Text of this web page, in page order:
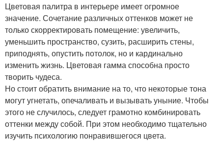
Цветовая палитра в интерьере имеет огромное
значение. Сочетание различных оттенков может не
только скорректировать помещение: увеличить,
уменьшить пространство, сузить, расширить стены,
приподнять, опустить потолок, но и кардинально
изменить жизнь. Цветовая гамма способна просто
творить чудеса.
Но стоит обратить внимание на то, что некоторые тона
могут угнетать, опечаливать и вызывать уныние. Чтобы
этого не случилось, следует грамотно комбинировать
оттенки между собой. При этом необходимо тщательно
изучить психологию понравившегося цвета.